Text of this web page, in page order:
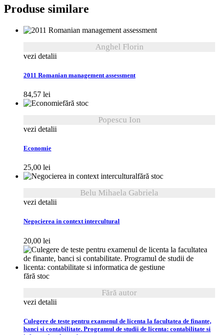
Produse similare
Anghel Florin
vezi detalii
2011 Romanian management assessment
84,57 lei
fără stoc
Popescu Ion
vezi detalii
Economie
25,00 lei
fără stoc
Belu Mihaela Gabriela
vezi detalii
Negocierea in context intercultural
20,00 lei
fără stoc
Fără autor
vezi detalii
Culegere de teste pentru examenul de licenta la facultatea de finante,
banci si contabilitate. Programul de studii de licenta: contabilitate si